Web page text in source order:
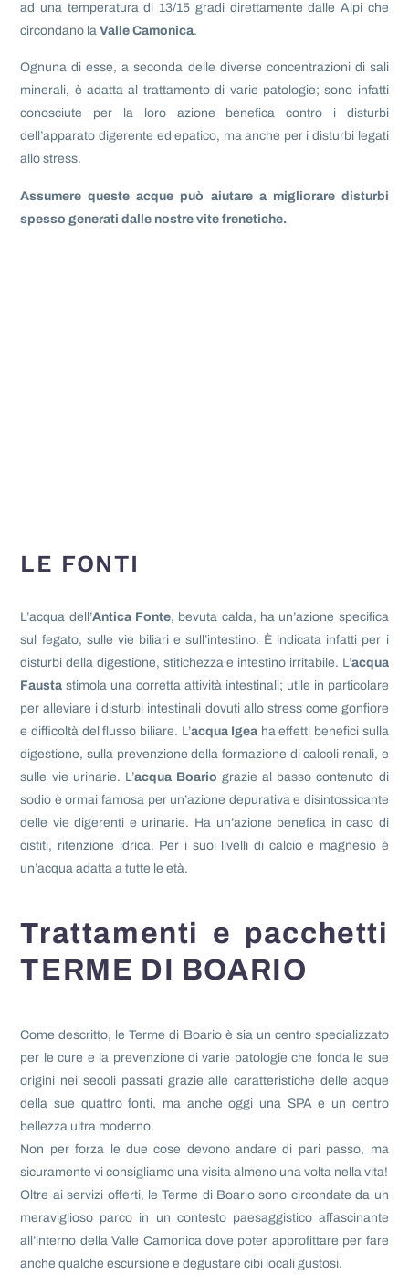
ad una temperatura di 13/15 gradi direttamente dalle Alpi che
circondano laValle Camonica.
Ognuna di esse, a seconda delle diverse concentrazioni di sali
minerali, è adatta al trattamento di varie patologie; sono infatti
conosciute per la loro azione benefica contro i disturbi
dell’apparato digerente ed epatico, ma anche per i disturbi legati
allo stress.
Assumere queste acque può aiutare a migliorare disturbi
spesso generati dalle nostre vite frenetiche.
LE FONTI
L’acqua dell’Antica Fonte, bevuta calda, ha un’azione specifica
sul fegato, sulle vie biliari e sull’intestino. È indicata infatti per i
disturbi della digestione, stitichezza e intestino irritabile. L’acqua
Fausta stimola una corretta attività intestinali; utile in particolare
per alleviare i disturbi intestinali dovuti allo stress come gonfiore
e difficoltà del flusso biliare. L’acqua Igea ha effetti benefici sulla
digestione, sulla prevenzione della formazione di calcoli renali, e
sulle vie urinarie. L’acqua Boario grazie al basso contenuto di
sodio è ormai famosa per un’azione depurativa e disintossicante
delle vie digerenti e urinarie. Ha un’azione benefica in caso di
cistiti, ritenzione idrica. Per i suoi livelli di calcio e magnesio è
un’acqua adatta a tutte le età.
Trattamenti e pacchetti
TERME DI BOARIO
Come descritto, le Terme di Boario è sia un centro specializzato
per le cure e la prevenzione di varie patologie che fonda le sue
origini nei secoli passati grazie alle caratteristiche delle acque
della sue quattro fonti, ma anche oggi una SPA e un centro
bellezza ultra moderno.
Non per forza le due cose devono andare di pari passo, ma
sicuramente vi consigliamo una visita almeno una volta nella vita!
Oltre ai servizi offerti, le Terme di Boario sono circondate da un
meraviglioso parco in un contesto paesaggistico affascinante
all’interno della Valle Camonica dove poter approfittare per fare
anche qualche escursione e degustare cibi locali gustosi.